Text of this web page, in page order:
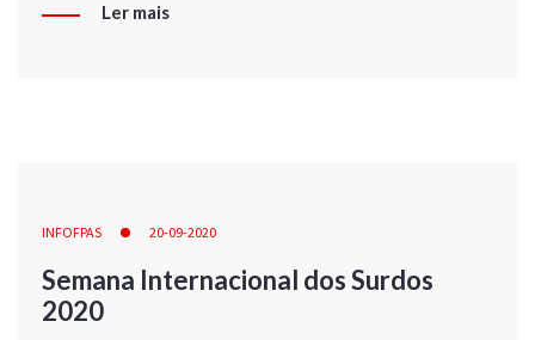
Ler mais
INFOFPAS 20-09-2020
Semana Internacional dos Surdos
2020